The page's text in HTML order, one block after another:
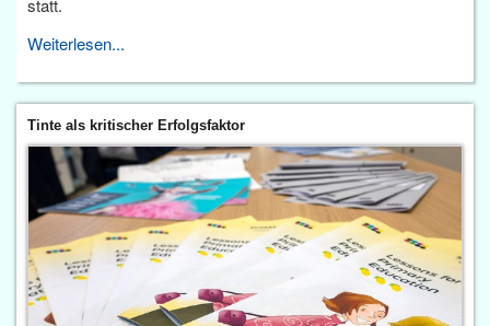
statt.
Weiterlesen...
Tinte als kritischer Erfolgsfaktor